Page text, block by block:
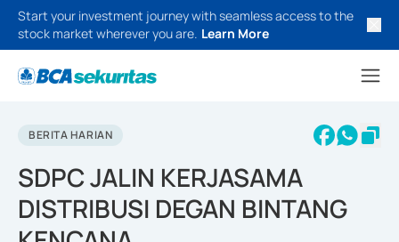
Start your investment journey with seamless access to the
stock market wherever you are. Learn More
BERITA HARIAN
SDPC JALIN KERJASAMA
DISTRIBUSI DEGAN BINTANG